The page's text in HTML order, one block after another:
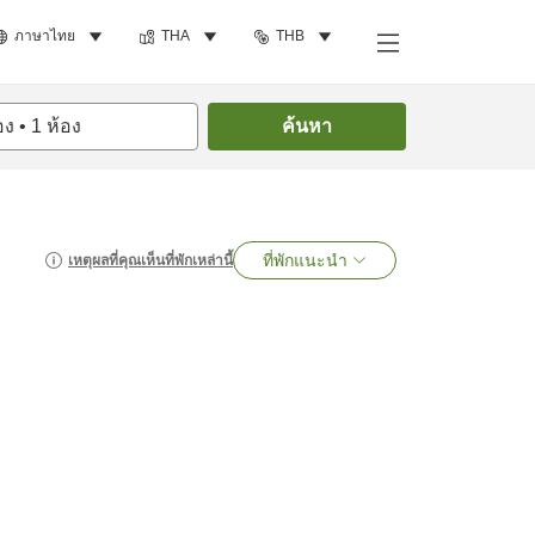
ภาษาไทย THA THB
• 1 ห้อง ค้นหา
เหตุผลที่คุณเห็นที่พักเหล่านี้ ที่พักแนะนำ